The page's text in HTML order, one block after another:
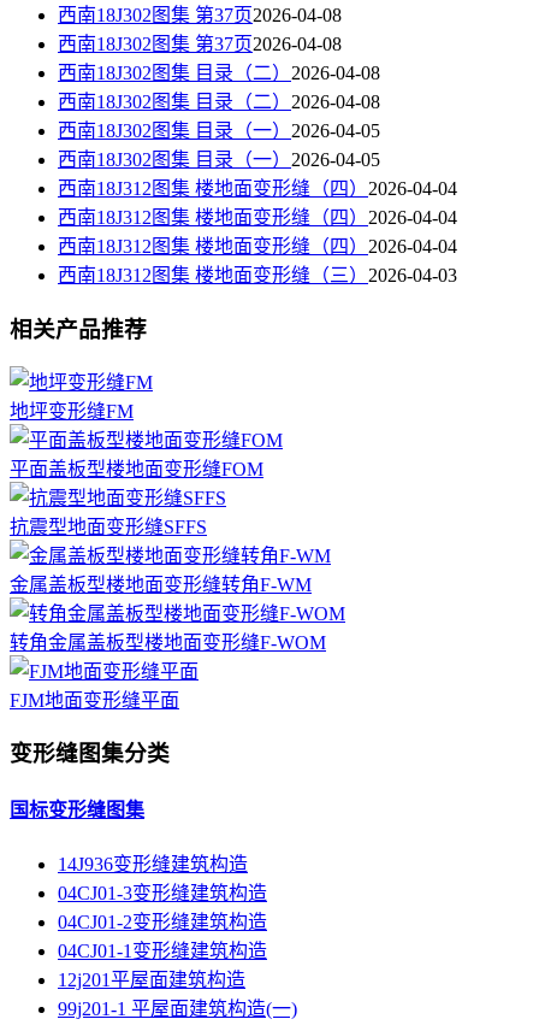
西南18J302图集 第37页2026-04-08
西南18J302图集 第37页2026-04-08
西南18J302图集 目录（二） 2026-04-08
西南18J302图集 目录（二） 2026-04-08
西南18J302图集 目录（一） 2026-04-05
西南18J302图集 目录（一） 2026-04-05
西南18J312图集 楼地面变形缝（四） 2026-04-04
西南18J312图集 楼地面变形缝（四） 2026-04-04
西南18J312图集 楼地面变形缝（四） 2026-04-04
西南18J312图集 楼地面变形缝（三） 2026-04-03
相关产品推荐
地坪变形缝FM
平面盖板型楼地面变形缝FOM
抗震型地面变形缝SFFS
金属盖板型楼地面变形缝转角F-WM
转角金属盖板型楼地面变形缝F-WOM
FJM地面变形缝平面
变形缝图集分类
国标变形缝图集
14J936变形缝建筑构造
04CJ01-3变形缝建筑构造
04CJ01-2变形缝建筑构造
04CJ01-1变形缝建筑构造
12j201平屋面建筑构造
99j201-1 平屋面建筑构造(一)